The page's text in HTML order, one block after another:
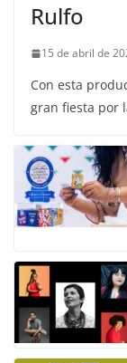
Rulfo
15 de abril de
Con esta
gran fiesta por